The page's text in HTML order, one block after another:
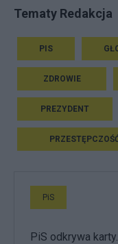
Tematy Redakcja
PIS
ZDROWIE
PREZYDENT
PiS
PiS odkrywa